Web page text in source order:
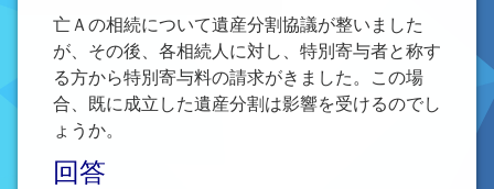
亡Ａの相続について遺産分割協議が整いました
が、その後、各相続人に対し、特別寄与者と称す
る方から特別寄与料の請求がきました。この場
合、既に成立した遺産分割は影響を受けるのでし
ょうか。
回答